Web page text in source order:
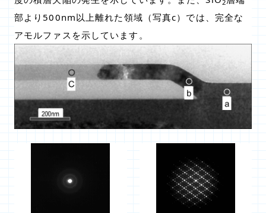
2
部より500nm以上離れた領域（写真c）では、完全な
アモルファスを示しています。